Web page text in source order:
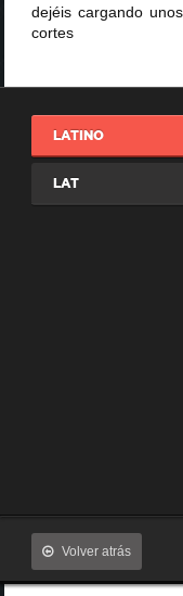
dejéis cargando
cortes
LATINO
LAT
Volver atrás